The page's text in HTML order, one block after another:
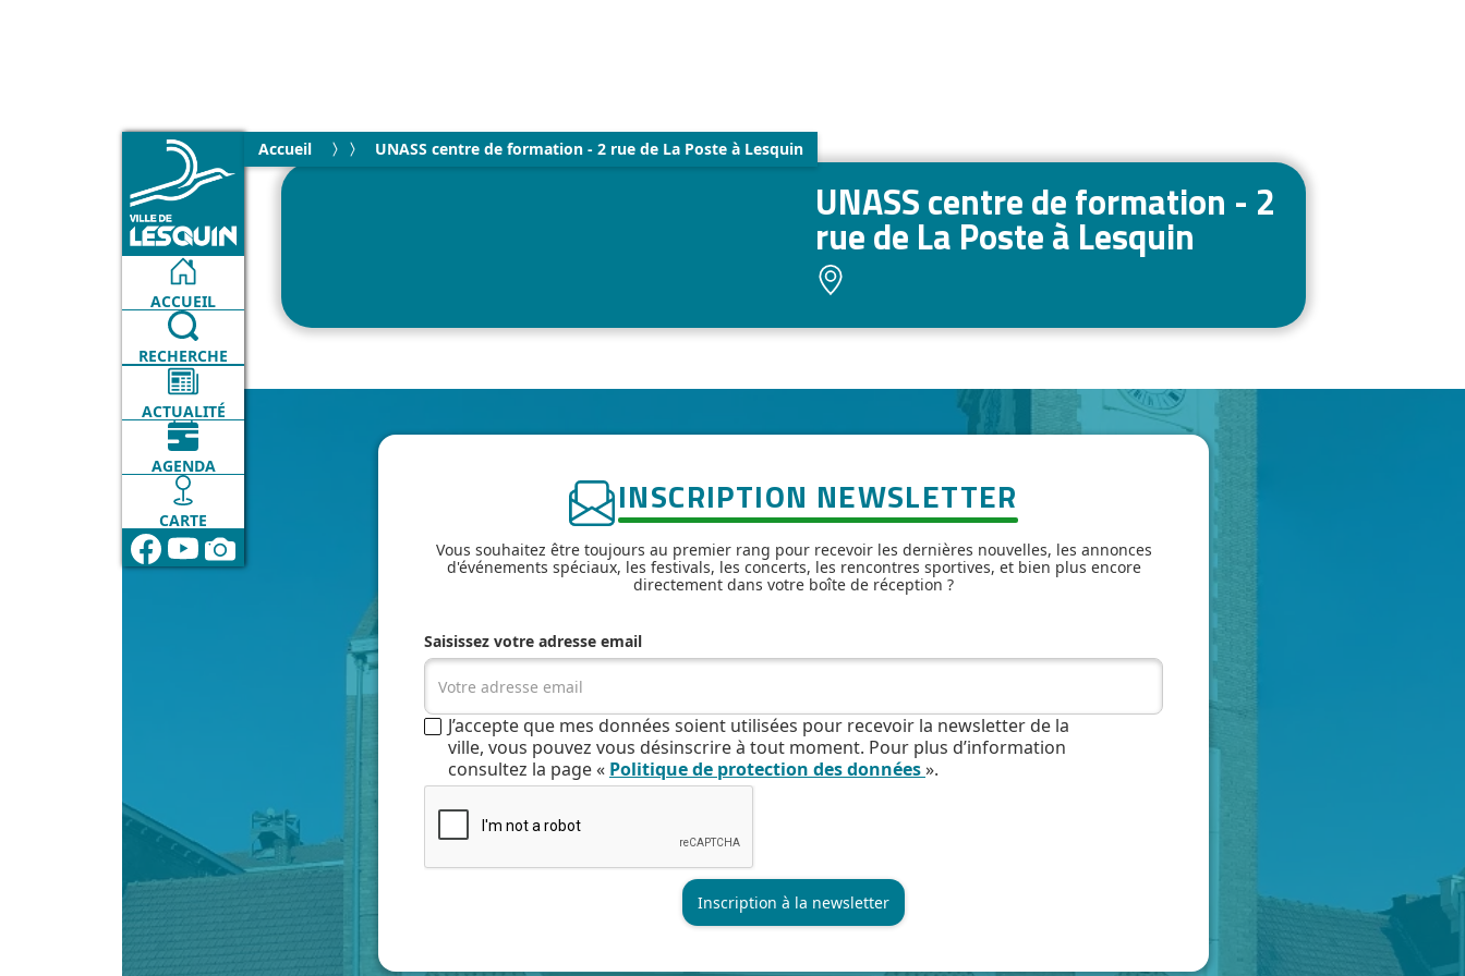
Accueil UNASS centre de formation - 2 rue de La Poste à Lesquin
ACCUEIL
RECHERCHE
ACTUALITÉ
AGENDA
CARTE
UNASS centre de formation - 2
rue de La Poste à Lesquin
INSCRIPTION NEWSLETTER
Vous souhaitez être toujours au premier rang pour recevoir les dernières nouvelles, les annonces
d'événements spéciaux, les festivals, les concerts, les rencontres sportives, et bien plus encore
directement dans votre boîte de réception ?
Saisissez votre adresse email
J’accepte que mes données soient utilisées pour recevoir la newsletter de la
ville, vous pouvez vous désinscrire à tout moment. Pour plus d’information
consultez la page « Politique de protection des données».